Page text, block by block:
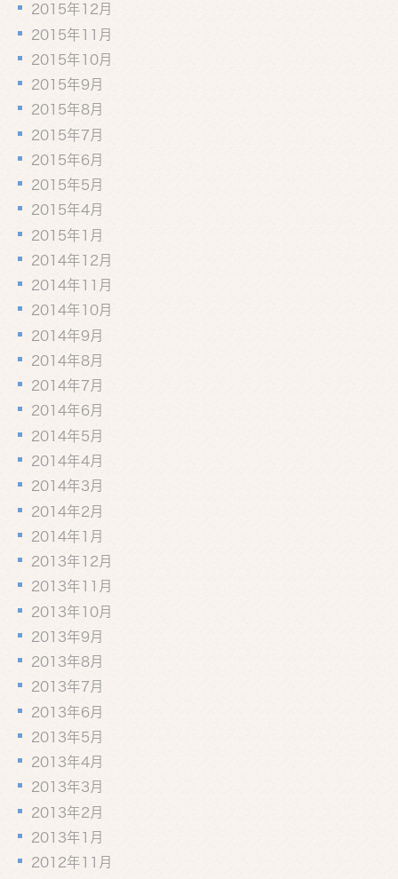
2015年12月
2015年11月
2015年10月
2015年9月
2015年8月
2015年7月
2015年6月
2015年5月
2015年4月
2015年1月
2014年12月
2014年11月
2014年10月
2014年9月
2014年8月
2014年7月
2014年6月
2014年5月
2014年4月
2014年3月
2014年2月
2014年1月
2013年12月
2013年11月
2013年10月
2013年9月
2013年8月
2013年7月
2013年6月
2013年5月
2013年4月
2013年3月
2013年2月
2013年1月
2012年11月